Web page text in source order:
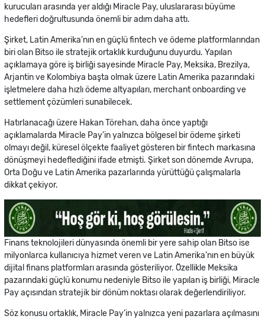
kurucuları arasında yer aldığı Miracle Pay, uluslararası büyüme
hedefleri doğrultusunda önemli bir adım daha attı.
Şirket, Latin Amerika’nın en güçlü fintech ve ödeme platformlarından
biri olan Bitso ile stratejik ortaklık kurduğunu duyurdu. Yapılan
açıklamaya göre iş birliği sayesinde Miracle Pay, Meksika, Brezilya,
Arjantin ve Kolombiya başta olmak üzere Latin Amerika pazarındaki
işletmelere daha hızlı ödeme altyapıları, merchant onboarding ve
settlement çözümleri sunabilecek.
Hatırlanacağı üzere Hakan Törehan, daha önce yaptığı
açıklamalarda Miracle Pay’in yalnızca bölgesel bir ödeme şirketi
olmayı değil, küresel ölçekte faaliyet gösteren bir fintech markasına
dönüşmeyi hedeflediğini ifade etmişti. Şirket son dönemde Avrupa,
Orta Doğu ve Latin Amerika pazarlarında yürüttüğü çalışmalarla
dikkat çekiyor.
Finans teknolojileri dünyasında önemli bir yere sahip olan Bitso ise
milyonlarca kullanıcıya hizmet veren ve Latin Amerika’nın en büyük
dijital finans platformları arasında gösteriliyor. Özellikle Meksika
pazarındaki güçlü konumu nedeniyle Bitso ile yapılan iş birliği, Miracle
Pay açısından stratejik bir dönüm noktası olarak değerlendiriliyor.
Söz konusu ortaklık, Miracle Pay’in yalnızca yeni pazarlara açılmasını